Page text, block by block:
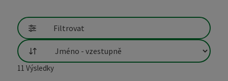
Filtrovat
Třídění
11 Výsledky